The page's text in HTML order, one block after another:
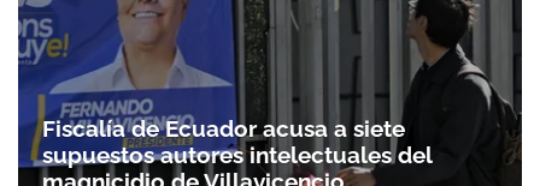
Fiscalía de Ecuador acusa a siete
supuestos autores intelectuales del